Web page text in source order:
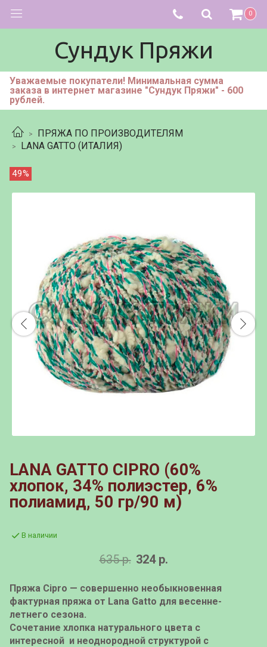
0
Сундук Пряжи
Уважаемые покупатели! Минимальная сумма
заказа в интернет магазине "Сундук Пряжи" - 600
рублей.
ПРЯЖА ПО ПРОИЗВОДИТЕЛЯМ
LANA GATTO (ИТАЛИЯ)
49%
LANA GATTO CIPRO (60%
хлопок, 34% полиэстер, 6%
полиамид, 50 гр/90 м)
В наличии
635 р. 324 р.
Пряжа Cipro — совершенно необыкновенная
фактурная пряжа от Lana Gatto для весенне-
летнего сезона.
Сочетание хлопка натурального цвета с
интересной и неоднородной структурой с